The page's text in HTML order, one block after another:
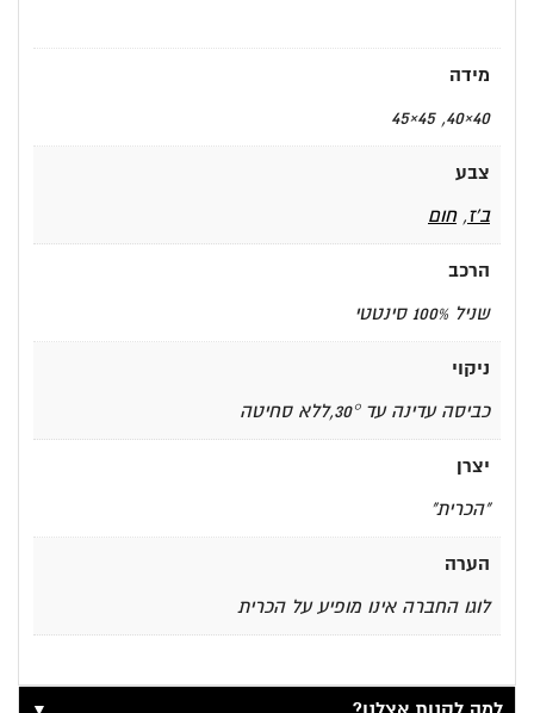
מידה
40×40, 45×45
צבע
ב'ז,חום
הרכב
שניל 100% סינטטי
ניקוי
כביסה עדינה עד 30°,ללא סחיטה
יצרן
"הכרית"
הערה
לוגו החברה אינו מופיע על הכרית